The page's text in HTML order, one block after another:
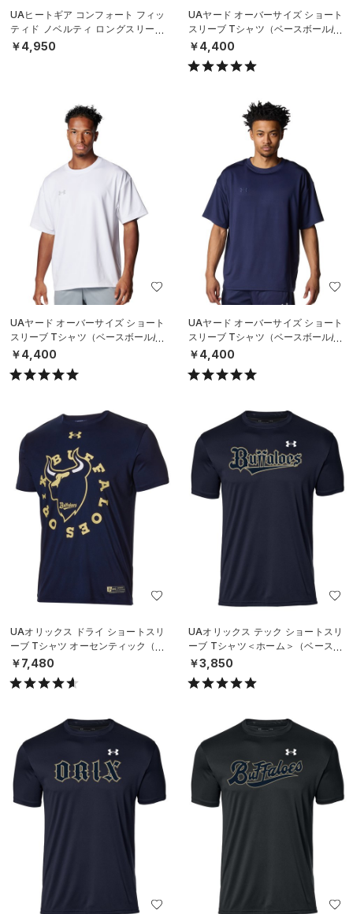
UAヒートギア コンフォート フィッ
ティド ノベルティ ロングスリーブ
クルーネック シャツ（ベースボー
￥4,950
UAヤード オーバーサイズ ショート
スリーブ Tシャツ（ベースボール/M
EN）
￥4,400
UAヤード オーバーサイズ ショート
スリーブ Tシャツ（ベースボール/M
EN）
￥4,400
UAヤード オーバーサイズ ショート
スリーブ Tシャツ（ベースボール/M
EN）
￥4,400
UAオリックス ドライ ショートスリ
ーブ Tシャツ オーセンティック（ベ
ースボール/MEN）
￥7,480
UAオリックス テック ショートスリ
ーブ Tシャツ＜ホーム＞（ベースボ
ール/UNISEX）
￥3,850